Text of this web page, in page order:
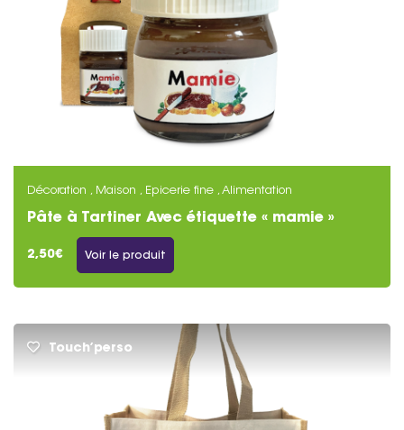
Décoration , Maison , Epicerie fine , Alimentation
Pâte à Tartiner Avec étiquette « mamie »
Personnalisable
2,50€ Voir le produit
Touch’perso